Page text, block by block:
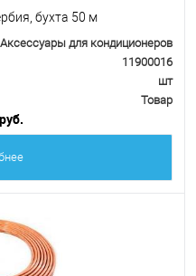
бухта 50 м
Аксессуары для кондиционеров
11900016
шт
Товар